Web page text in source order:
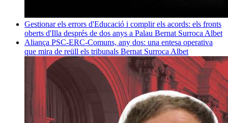
Gestionar els errors d'Educació i complir els acords: els fronts
oberts d'Illa després de dos anys a Palau Bernat Surroca Albet
Aliança PSC-ERC-Comuns, any dos: una entesa operativa
que mira de reüll els tribunals Bernat Surroca Albet